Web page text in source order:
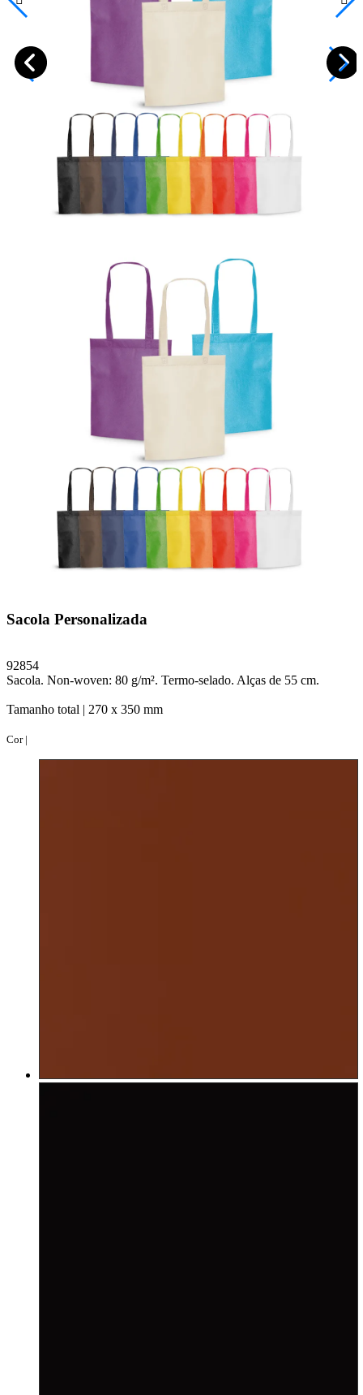
Sacola Personalizada
92854
Sacola. Non-woven: 80 g/m². Termo-selado. Alças de 55 cm.
Tamanho total | 270 x 350 mm
Cor |